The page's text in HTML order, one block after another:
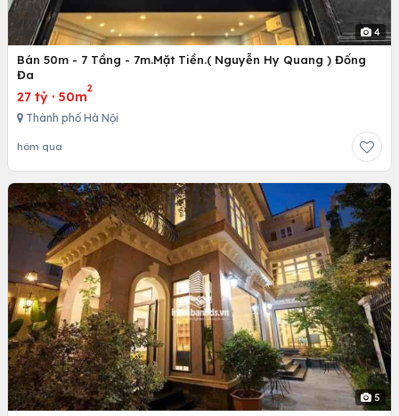
4
Bán 50m - 7 Tầng - 7m.Mặt Tiền.( Nguyễn Hy Quang ) Đống
Đa
27 tỷ · 50m
2
Thành phố Hà Nội
hôm qua
5